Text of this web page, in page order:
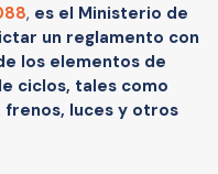
, es el Ministerio de
un reglamento con
los elementos de
ciclos, tales como
luces y otros